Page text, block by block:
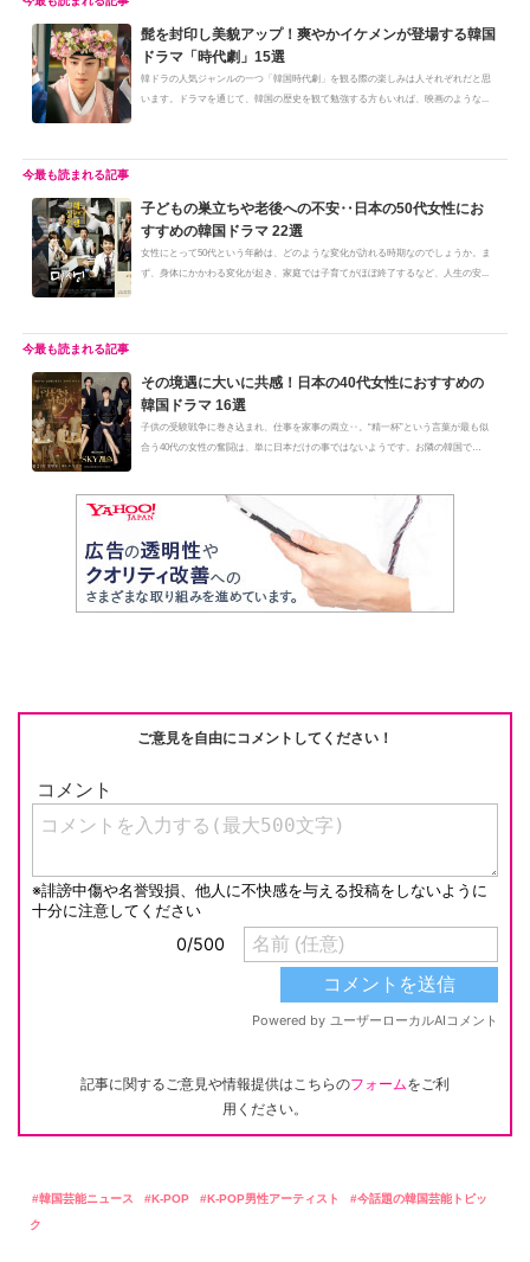
髭を封印し美貌アップ！爽やかイケメンが登場する韓国
ドラマ「時代劇」15選
韓ドラの人気ジャンルの一つ「韓国時代劇」を観る際の楽しみは人それぞれだと思
います。ドラマを通じて、韓国の歴史を観て勉強する方もいれば、映画のような...
子どもの巣立ちや老後への不安‥日本の50代女性にお
すすめの韓国ドラマ 22選
女性にとって50代という年齢は、どのような変化が訪れる時期なのでしょうか。ま
ず、身体にかかわる変化が起き、家庭では子育てがほぼ終了するなど、人生の安...
その境遇に大いに共感！日本の40代女性におすすめの
韓国ドラマ 16選
子供の受験戦争に巻き込まれ、仕事を家事の両立‥。“精一杯”という言葉が最も似
合う40代の女性の奮闘は、単に日本だけの事ではないようです。お隣の韓国で
ご意見を自由にコメントしてください！
記事に関するご意見や情報提供はこちらのフォームをご利
用ください。
韓国芸能ニュース K-POP K-POP男性アーティスト
今話題の韓国芸能トピッ
ク